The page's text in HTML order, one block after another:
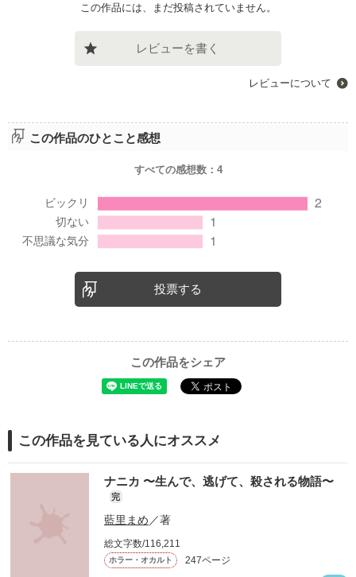
この作品には、まだ投稿されていません。
レビューを書く
レビューについて
この作品のひとこと感想
すべての感想数： 4
投票する
この作品をシェア
この作品を見ている人にオススメ
ナニカ 〜生んで、逃げて、殺される物語〜
完
藍里まめ ／著
総文字数/116,211
ホラー・オカルト 247ページ